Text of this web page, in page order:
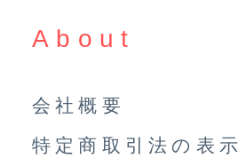
About
会社概要
特定商取引法の表示